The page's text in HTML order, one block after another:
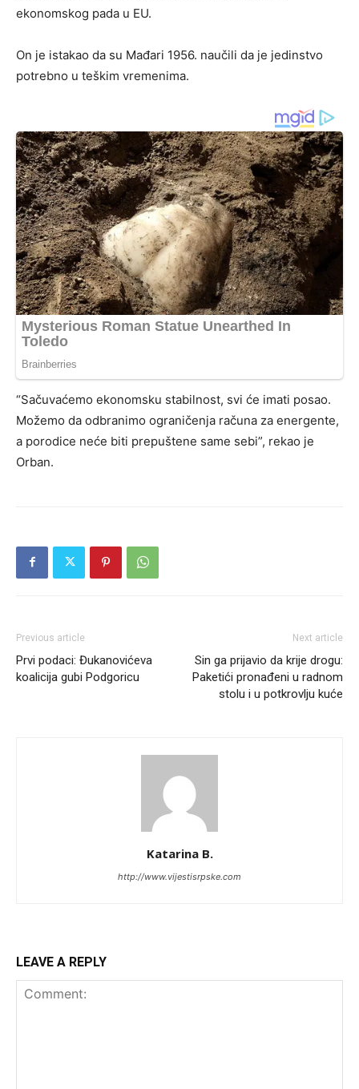
ekonomskog pada u EU.
On je istakao da su Mađari 1956. naučili da je jedinstvo
potrebno u teškim vremenima.
“Sačuvaćemo ekonomsku stabilnost, svi će imati posao.
Možemo da odbranimo ograničenja računa za energente,
a porodice neće biti prepuštene same sebi”, rekao je
Orban.
Previous article
Prvi podaci: Đukanovićeva
koalicija gubi Podgoricu
Next article
Sin ga prijavio da krije drogu:
Paketići pronađeni u radnom
stolu i u potkrovlju kuće
Katarina B.
http://www.vijestisrpske.com
LEAVE A REPLY